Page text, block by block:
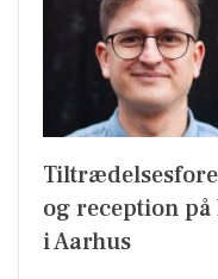
og reception på
i Aarhus